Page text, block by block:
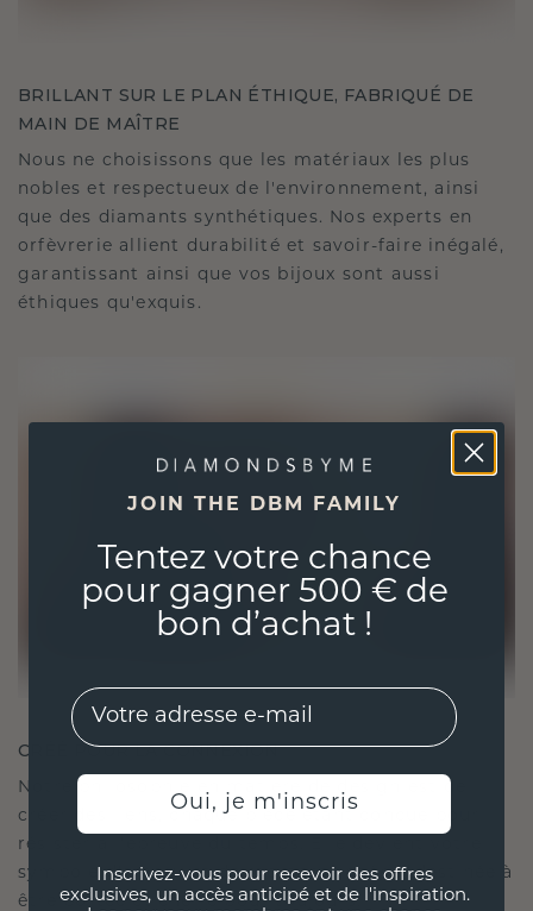
BRILLANT SUR LE PLAN ÉTHIQUE, FABRIQUÉ DE
MAIN DE MAÎTRE
Nous ne choisissons que les matériaux les plus
nobles et respectueux de l'environnement, ainsi
que des diamants synthétiques. Nos experts en
orfèvrerie allient durabilité et savoir-faire inégalé,
garantissant ainsi que vos bijoux sont aussi
éthiques qu'exquis.
CRÉÉ POUR LA CONNEXION
Notre philosophie en matière de design est de
créer des liens, chaque pièce étant conçue pour
résister à l'épreuve du temps. Elle devient votre
symbole d'amour et de moments chéris, destinée à
être portée et chérie pour toujours.
JOIN THE DBM FAMILY
Tentez votre chance
pour gagner 500 € de
bon d’achat !
EMail
Oui, je m'inscris
Inscrivez-vous pour recevoir des offres
exclusives, un accès anticipé et de l'inspiration.